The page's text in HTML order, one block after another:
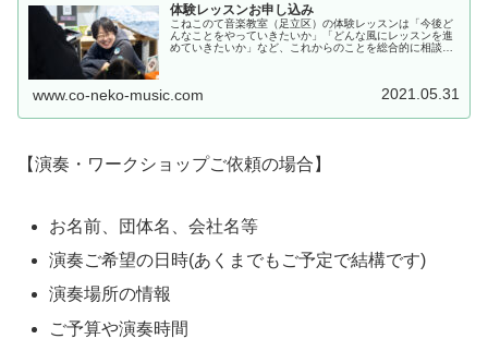
体験レッスンお申し込み
こねこのて音楽教室（足立区）の体験レッスンは「今後ど
んなことをやっていきたいか」「どんな風にレッスンを進
めていきたいか」など、これからのことを総合的に相談す
www.co-neko-music.com 2021.05.31
【演奏・ワークショップご依頼の場合】
お名前、団体名、会社名等
演奏ご希望の日時(あくまでもご予定で結構です)
演奏場所の情報
ご予算や演奏時間